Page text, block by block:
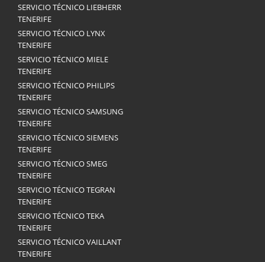
SERVICIO TÉCNICO LIEBHERR
TENERIFE
SERVICIO TÉCNICO LYNX
TENERIFE
SERVICIO TÉCNICO MIELE
TENERIFE
SERVICIO TÉCNICO PHILIPS
TENERIFE
SERVICIO TÉCNICO SAMSUNG
TENERIFE
SERVICIO TÉCNICO SIEMENS
TENERIFE
SERVICIO TÉCNICO SMEG
TENERIFE
SERVICIO TÉCNICO TEGRAN
TENERIFE
SERVICIO TÉCNICO TEKA
TENERIFE
SERVICIO TÉCNICO VAILLANT
TENERIFE